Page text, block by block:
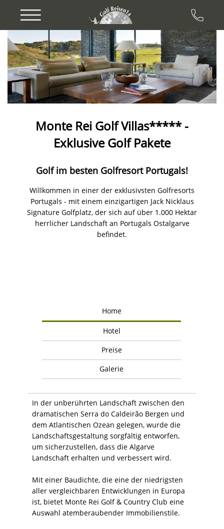
Previous Next
Monte Rei Golf Villas***** -
Exklusive Golf Pakete
Golf im besten Golfresort Portugals!
Willkommen in einer der exklusivsten Golfresorts
Portugals - mit einem einzigartigen Jack Nicklaus
Signature Golfplatz, der sich auf über 1.000 Hektar
herrlicher Landschaft an Portugals Ostalgarve
befindet.
Home
Hotel
Preise
Galerie
In der unberührten Landschaft zwischen den
dramatischen Serra do Caldeirão Bergen und
dem Atlantischen Ozean gelegen, wurde die
Landschaftsgestaltung sorgfältig entworfen,
um sicherzustellen, dass die Algarve
Landschaft erhalten und verbessert wird.
Mit einer Baudichte, die eine der niedrigsten
aller vergleichbaren Entwicklungen in Europa
ist, bietet Monte Rei Golf & Country Club eine
Auswahl atemberaubender Immobilienstile.